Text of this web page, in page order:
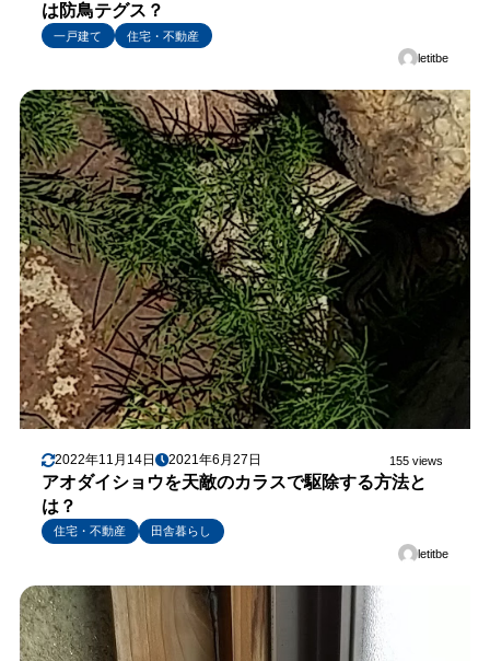
は防鳥テグス？
一戸建て
住宅・不動産
letitbe
2022年11月14日 2021年6月27日 155 views
アオダイショウを天敵のカラスで駆除する方法と
は？
住宅・不動産
田舎暮らし
letitbe